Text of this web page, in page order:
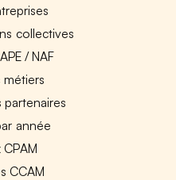
collectives
/ NAF
métiers
partenaires
année
CPAM
CCAM